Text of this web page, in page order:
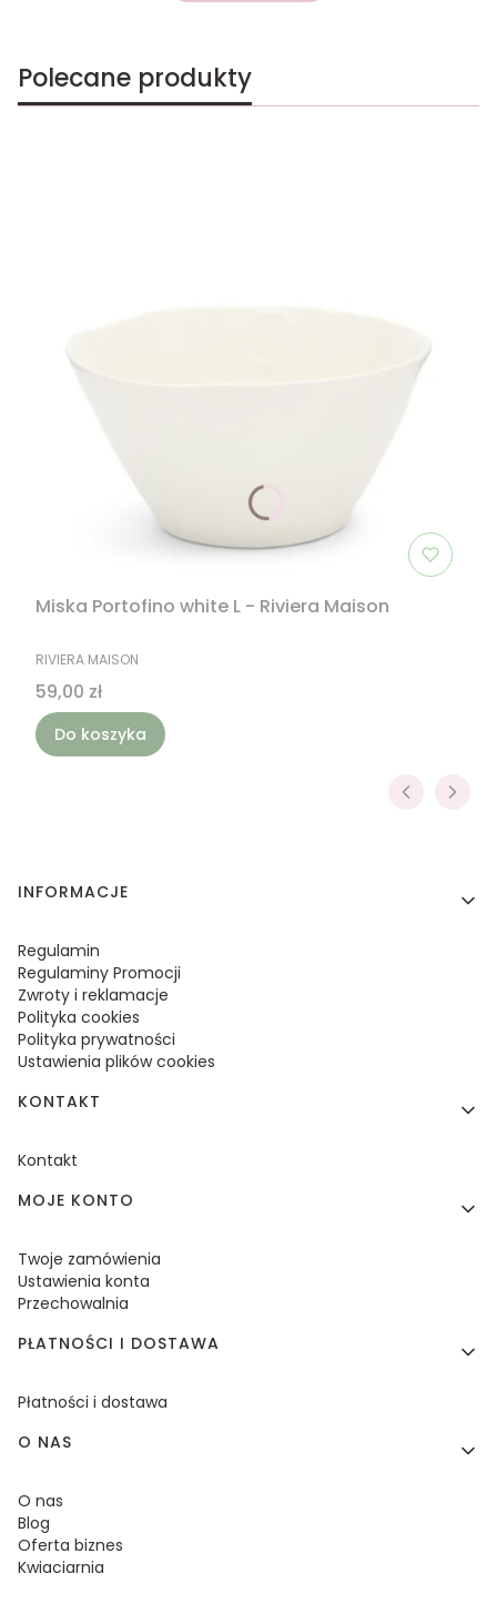
Polecane produkty
Miska Portofino white L - Riviera Maison
PRODUCENT
RIVIERA MAISON
Cena
59,00 zł
Do koszyka
Linki w stopce
INFORMACJE
Regulamin
Regulaminy Promocji
Zwroty i reklamacje
Polityka cookies
Polityka prywatności
Ustawienia plików cookies
KONTAKT
Kontakt
MOJE KONTO
Twoje zamówienia
Ustawienia konta
Przechowalnia
PŁATNOŚCI I DOSTAWA
Płatności i dostawa
O NAS
O nas
Blog
Oferta biznes
Kwiaciarnia